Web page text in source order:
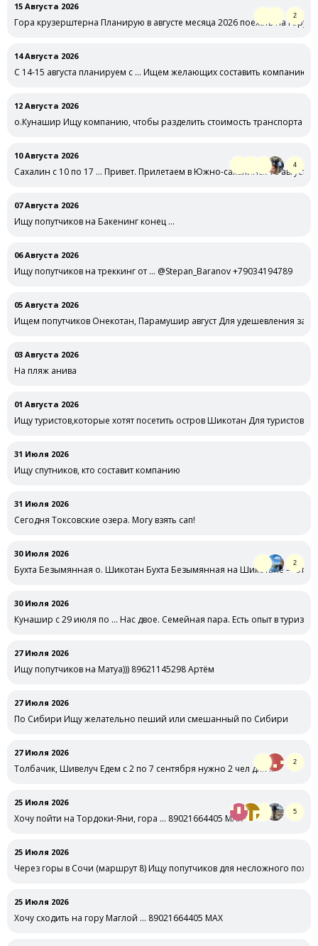
15 Августа 2026
Гора крузерштерна Планирую в августе месяца 2026 поехать на гору
2
14 Августа 2026
С 14-15 августа планируем с … Ищем желающих составить компанию
12 Августа 2026
о.Кунашир Ищу компанию, чтобы разделить стоимость транспорта и
10 Августа 2026
Сахалин с 10 по 17 … Привет. Прилетаем в Южно-сахалинск 10
4
07 Августа 2026
Ищу попутчиков на Бакенинг конец …
06 Августа 2026
Ищу попутчиков на треккинг от … @Stepan_Baranov +79034194789
05 Августа 2026
Ищем попутчиков Онекотан, Парамушир август Для удешевления
03 Августа 2026
На пляж анива
01 Августа 2026
Ищу туристов,которые хотят посетить остров Шикотан Для туристов
31 Июля 2026
Ищу спутников, кто составит компанию
31 Июля 2026
Сегодня Токсовские озера. Могу взять сап!
30 Июля 2026
Бухта Безымянная о. Шикотан Бухта Безымянная на Шикотане — это,
2
30 Июля 2026
Кунашир с 29 июля по … Нас двое. Семейная пара. Есть опыт в
27 Июля 2026
Ищу попутчиков на Матуа))) 89621145298 Артём
27 Июля 2026
По Сибири Ищу желательно пеший или смешанный по Сибири
27 Июля 2026
Толбачик, Шивелуч Едем с 2 по 7 сентября нужно 2 чел для …
2
25 Июля 2026
Хочу пойти на Тордоки-Яни, гора … 89021664405 MAX
5
25 Июля 2026
Через горы в Сочи (маршрут 8) Ищу попутчиков для несложного
25 Июля 2026
Хочу сходить на гору Маглой … 89021664405 MAX